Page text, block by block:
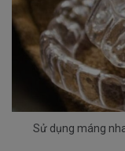
Sử dụng máng